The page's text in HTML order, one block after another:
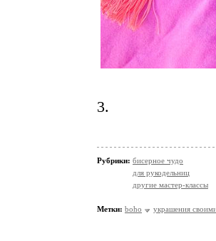
3.
Рубрики: бисерное чудо
для рукодельниц
другие мастер-классы
Метки: boho украшения